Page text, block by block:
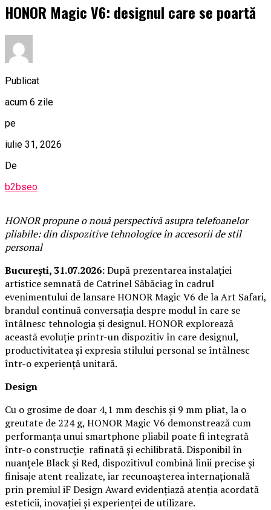
HONOR Magic V6: designul care se poartă
Publicat
acum 6 zile
pe
iulie 31, 2026
De
b2bseo
HONOR propune o nouă perspectivă asupra telefoanelor
pliabile: din dispozitive tehnologice în accesorii de stil
personal
București, 31.07.2026:După prezentarea instalației
artistice semnată de Catrinel Săbăciag în cadrul
evenimentului de lansare HONOR Magic V6 de la Art Safari,
brandul continuă conversația despre modul în care se
întâlnesc tehnologia și designul. HONOR explorează
această evoluție printr-un dispozitiv în care designul,
productivitatea și expresia stilului personal se întâlnesc
într-o experiență unitară.
Design
Cu o grosime de doar 4,1 mm deschis și 9 mm pliat, la o
greutate de 224 g, HONOR Magic V6 demonstrează cum
performanța unui smartphone pliabil poate fi integrată
într-o construcție rafinată și echilibrată. Disponibil în
nuanțele Black și Red, dispozitivul combină linii precise și
finisaje atent realizate, iar recunoașterea internațională
prin premiul iF Design Award evidențiază atenția acordată
esteticii, inovației și experienței de utilizare.